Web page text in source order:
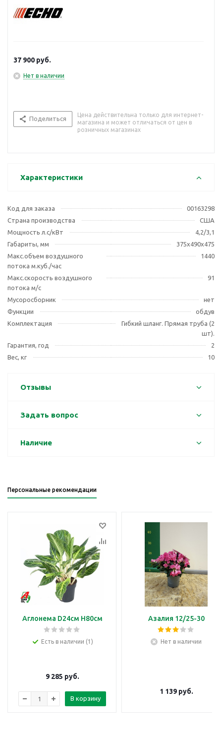
37 900 руб.
Нет в наличии
Поделиться
Цена действительна только для интернет-
магазина и может отличаться от цен в
розничных магазинах
Характеристики
Код для заказа
00163298
Страна производства
США
Мощность л.с/кВт
4,2/3,1
Габариты, мм
375х490х475
Макс.объем воздушного
потока м.куб./час
1440
Макс.скорость воздушного
потока м/с
91
Мусоросборник
нет
Функции
обдув
Комплектация
Гибкий шланг. Прямая труба (2
шт).
Гарантия, год
2
Вес, кг
10
Отзывы
Задать вопрос
Наличие
Персональные рекомендации
Аглонема D24см H80см
Есть в наличии (1)
9 285 руб.
В корзину
Азалия 12/25-30
Нет в наличии
1 139руб.